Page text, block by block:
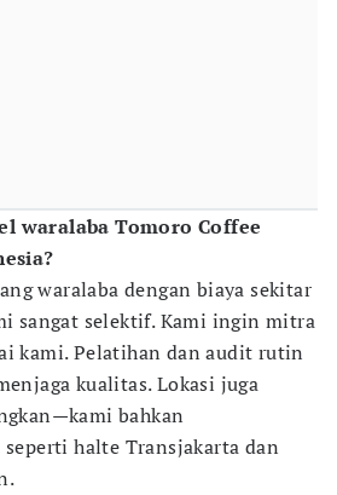
waralaba Tomoro Coffee
waralaba dengan biaya sekitar
sangat selektif. Kami ingin mitra
kami. Pelatihan dan audit rutin
kualitas. Lokasi juga
bahkan
seperti halte Transjakarta dan